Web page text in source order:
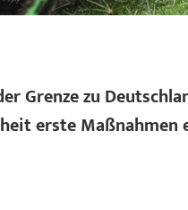
Grenze zu
erste Maßnahmen